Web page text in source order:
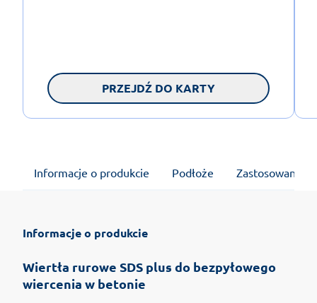
PRZEJDŹ DO KARTY
Informacje o produkcie Podłoże Zastosowanie
Informacje o produkcie
Wiertła rurowe SDS plus do bezpyłowego
wiercenia w betonie